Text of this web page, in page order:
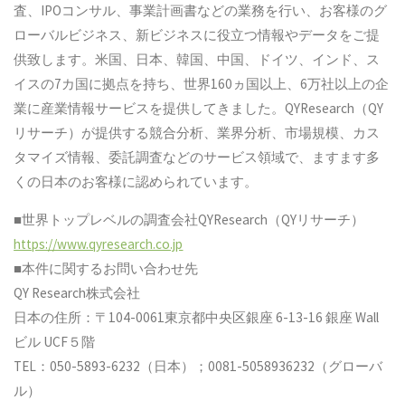
査、IPOコンサル、事業計画書などの業務を行い、お客様のグ
ローバルビジネス、新ビジネスに役立つ情報やデータをご提
供致します。米国、日本、韓国、中国、ドイツ、インド、ス
イスの7カ国に拠点を持ち、世界160ヵ国以上、6万社以上の企
業に産業情報サービスを提供してきました。QYResearch（QY
リサーチ）が提供する競合分析、業界分析、市場規模、カス
タマイズ情報、委託調査などのサービス領域で、ますます多
くの日本のお客様に認められています。
■世界トップレベルの調査会社QYResearch（QYリサーチ）
https://www.qyresearch.co.jp
■本件に関するお問い合わせ先
QY Research株式会社
日本の住所：〒104-0061東京都中央区銀座 6-13-16 銀座 Wall
ビル UCF５階
TEL：050-5893-6232（日本）；0081-5058936232（グローバ
ル）